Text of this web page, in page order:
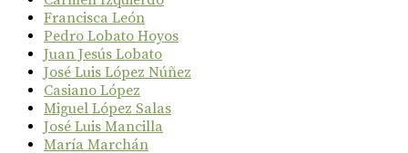
Francisca León
Pedro Lobato Hoyos
Juan Jesús Lobato
José Luis López Núñez
Casiano López
Miguel López Salas
José Luis Mancilla
María Marchán